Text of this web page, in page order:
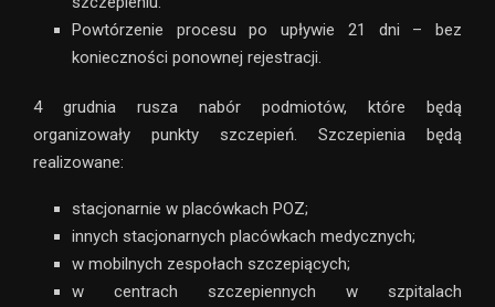
Powtórzenie procesu po upływie 21 dni – bez
konieczności ponownej rejestracji.
4 grudnia rusza nabór podmiotów, które będą
organizowały punkty szczepień. Szczepienia będą
realizowane:
stacjonarnie w placówkach POZ;
innych stacjonarnych placówkach medycznych;
w mobilnych zespołach szczepiących;
w centrach szczepiennych w szpitalach